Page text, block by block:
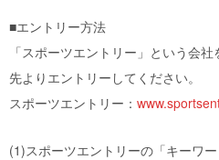
■エントリー方法
「スポーツエントリー」という会
先よりエントリーしてください。
スポーツエントリー：
(1)スポーツエントリーの「キーワ